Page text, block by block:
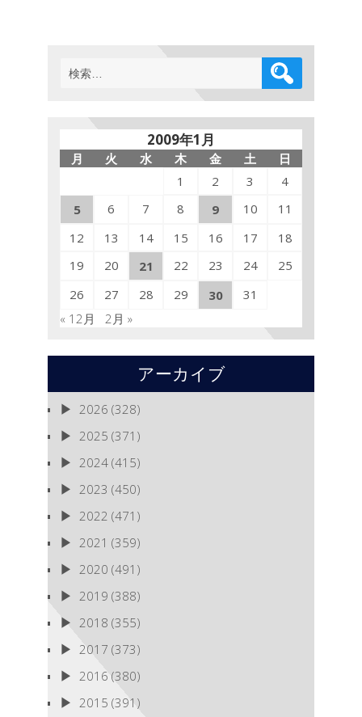
検
索:
2009年1月
月 火 水 木 金 土
日
1
2 3
4
5
6 7 8 9 10
11
12
13 14 15 16 17
18
19
20 21 22 23 24
25
26
27 28 29 30
31
« 12月
2月 »
アーカイブ
2026 (328)
2025 (371)
2024 (415)
2023 (450)
2022 (471)
2021 (359)
2020 (491)
2019 (388)
2018 (355)
2017 (373)
2016 (380)
2015 (391)